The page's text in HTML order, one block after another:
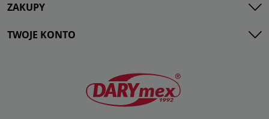
ZAKUPY
TWOJE KONTO